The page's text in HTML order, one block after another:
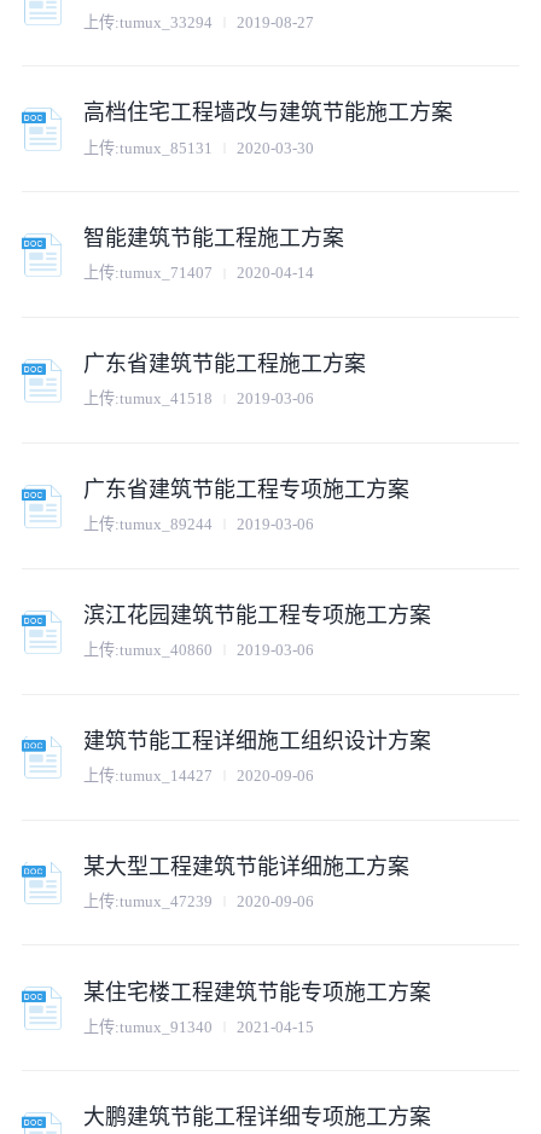
上传:tumux_33294 2019-08-27
高档住宅工程墙改与建筑节能施工方案
上传:tumux_85131 2020-03-30
智能建筑节能工程施工方案
上传:tumux_71407 2020-04-14
广东省建筑节能工程施工方案
上传:tumux_41518 2019-03-06
广东省建筑节能工程专项施工方案
上传:tumux_89244 2019-03-06
滨江花园建筑节能工程专项施工方案
上传:tumux_40860 2019-03-06
建筑节能工程详细施工组织设计方案
上传:tumux_14427 2020-09-06
某大型工程建筑节能详细施工方案
上传:tumux_47239 2020-09-06
某住宅楼工程建筑节能专项施工方案
上传:tumux_91340 2021-04-15
大鹏建筑节能工程详细专项施工方案